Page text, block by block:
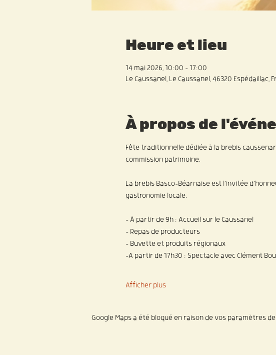
Heure et lieu
14 mai 2026, 10:00 – 17:00
Le Caussanel, Le Caussanel, 46320 Espédaillac,
À propos de
Fête traditionnelle dédiée à la brebis
commission patrimoine.
La brebis Basco-Béarnaise est l'invitée
gastronomie locale.
- À partir de 9h : Accueil sur le Caussanel
- Repas de producteurs
- Buvette et produits régionaux
-A partir de 17h30 : Spectacle avec Clément
Afficher plus
Google Maps a été bloqué en raison de vos paramètres